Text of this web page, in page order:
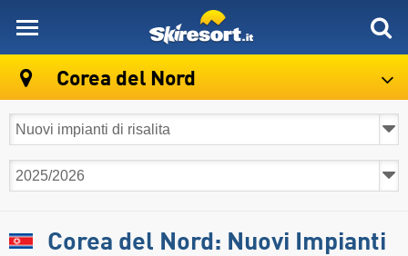
Corea del Nord
Corea del Nord: Nuovi Impianti